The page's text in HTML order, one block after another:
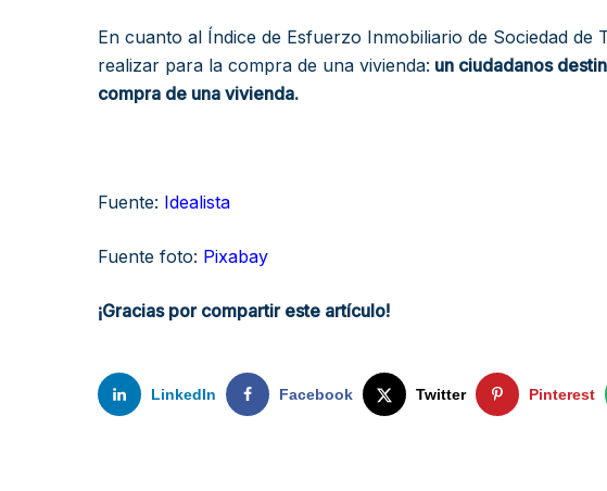
En cuanto al Índice de Esfuerzo Inmobiliario de Sociedad de
realizar para la compra de una vivienda: un ciudadanos
compra de una vivienda.
Fuente: Idealista
Fuente foto: Pixabay
¡Gracias por compartir este artículo!
LinkedIn Facebook Twitter Pinterest